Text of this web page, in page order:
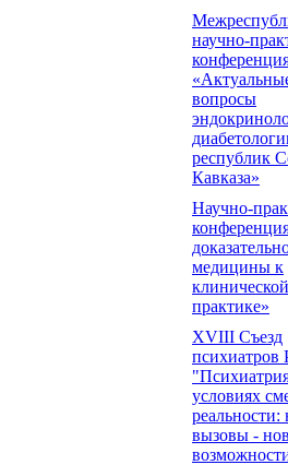
научно-
вопросы
республик
Кавказа»
Научно-
медицины к
клинической
практике»
XVIII Съезд
психиатров
условиях
реальности:
вызовы -